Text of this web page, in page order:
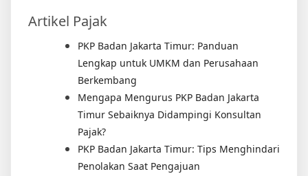
Artikel Pajak
PKP Badan Jakarta Timur: Panduan
Lengkap untuk UMKM dan Perusahaan
Berkembang
Mengapa Mengurus PKP Badan Jakarta
Timur Sebaiknya Didampingi Konsultan
Pajak?
PKP Badan Jakarta Timur: Tips Menghindari
Penolakan Saat Pengajuan